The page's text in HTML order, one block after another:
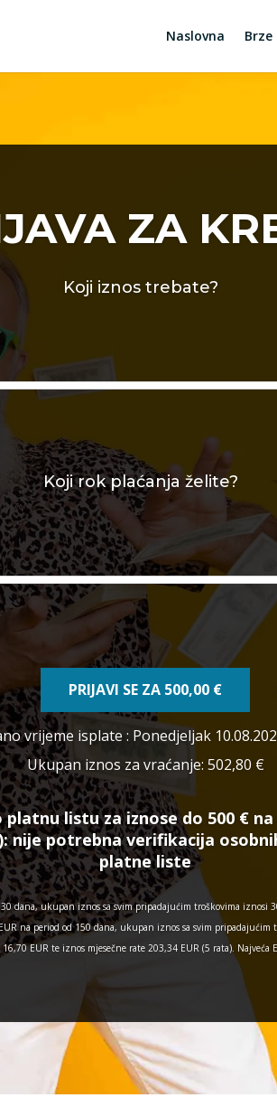
Naslovna
ZA
Koji iznos trebate?
Koji rok plaćanja želite?
PRIJAVI SE ZA 500,00 €
vrijeme isplate : Ponedjeljak
Ukupan iznos za vraćanje: 502,80 €
listu za iznose do 500 €
nije potrebna verifikacija
platne liste
dana, ukupan iznos sa svim pripadajućim troškovima iznosi
na period od 150 dana, ukupan iznos sa svim
EUR te iznos mjesečne rate 203,34 EUR (5 rata). Najveća